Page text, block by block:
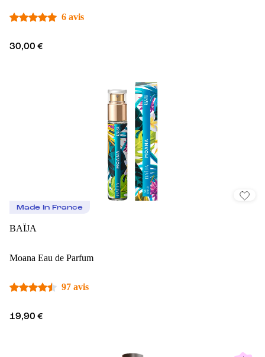
6 avis
30,00 €
Made In France
BAÏJA
Moana Eau de Parfum
97 avis
19,90 €